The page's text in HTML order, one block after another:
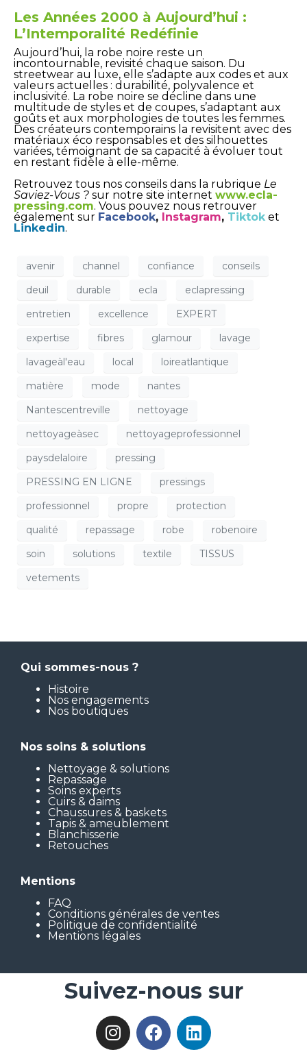
Les Années 2000 à Aujourd’hui :
L’Intemporalité Redéfinie
Aujourd’hui, la robe noire reste un
incontournable, revisité chaque saison. Du
streetwear au luxe, elle s’adapte aux codes et aux
valeurs actuelles : durabilité, polyvalence et
inclusivité. La robe noire se décline dans une
multitude de styles et de coupes, s’adaptant aux
goûts et aux morphologies de toutes les femmes.
Des créateurs contemporains la revisitent avec des
matériaux éco responsables et des silhouettes
variées, témoignant de sa capacité à évoluer tout
en restant fidèle à elle-même.
Retrouvez tous nos conseils dans la rubrique Le
Saviez-Vous ? sur notre site internet www.ecla-
pressing.com. Vous pouvez nous retrouver
également sur Facebook, Instagram, Tiktok et
Linkedin.
avenir channel confiance
conseils
deuil
durable ecla
eclapressing
entretien
excellence
EXPERT
expertise
fibres glamour
lavage
lavageàl'eau
local
loireatlantique
matière
mode
nantes
Nantescentreville
nettoyage
nettoyageàsec
nettoyageprofessionnel
paysdelaloire
pressing
PRESSING EN LIGNE
pressings
professionnel
propre
protection
qualité
repassage robe
robenoire
soin
solutions textile
TISSUS
vetements
Qui sommes-nous ?
Histoire
Nos engagements
Nos boutiques
Nos soins & solutions
Nettoyage & solutions
Repassage
Soins experts
Cuirs & daims
Chaussures & baskets
Tapis & ameublement
Blanchisserie
Retouches
Mentions
FAQ
Conditions générales de ventes
Politique de confidentialité
Mentions légales
Suivez-nous sur